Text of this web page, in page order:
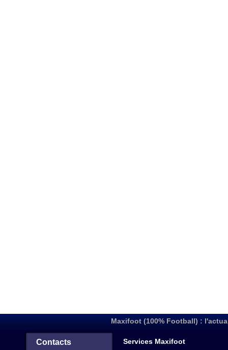
Maxifoot (100% Football) :
Contacts Services Maxifoot